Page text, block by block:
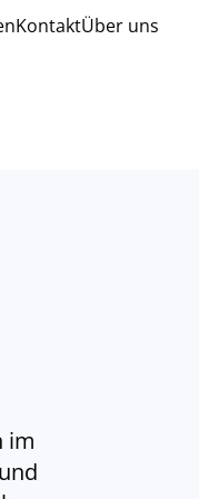
KontaktÜber uns
im